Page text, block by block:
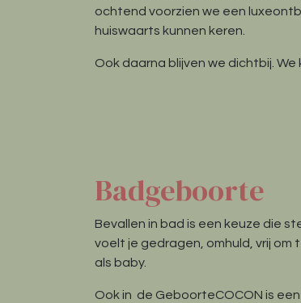
ochtend voorzien we een
huiswaarts kunnen keren.
Ook daarna blijven we dichtbij.
Badgeboorte
Bevallen in bad is een keuze die
voelt je gedragen, omhuld, vrij
als baby.
Ook in de GeboorteCOCON is